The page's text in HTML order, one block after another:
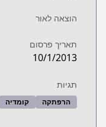
הוצאה לאור
תאריך פרסום
10/1/2013
תגיות
הרפתקה קומדיה